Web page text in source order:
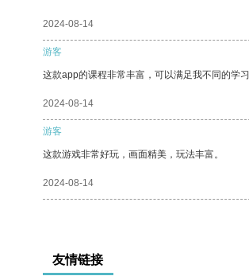
2024-08-14
游客
这款app的课程非常丰富，可以满足我不同的学
2024-08-14
游客
这款游戏非常好玩，画面精美，玩法丰富。
2024-08-14
友情链接